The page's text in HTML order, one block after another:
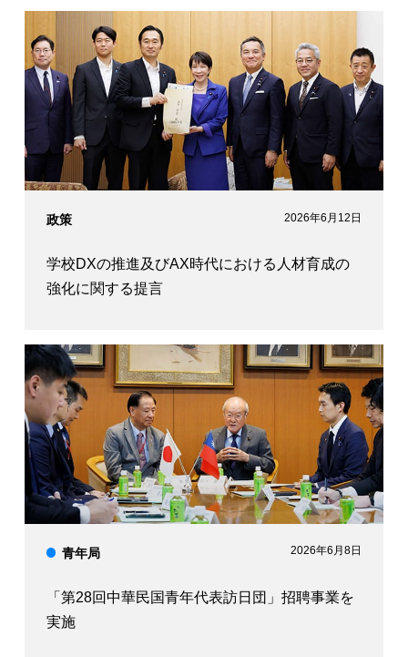
政策 2026年6月12日
学校DXの推進及びAX時代における人材育成の
強化に関する提言
青年局 2026年6月8日
「第28回中華民国青年代表訪日団」招聘事業を
実施